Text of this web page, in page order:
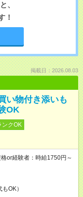
、
！
掲載日：2026.08.03
い物付き添いも
OK
ンクOK
or経験者：時給1750円～
OK）